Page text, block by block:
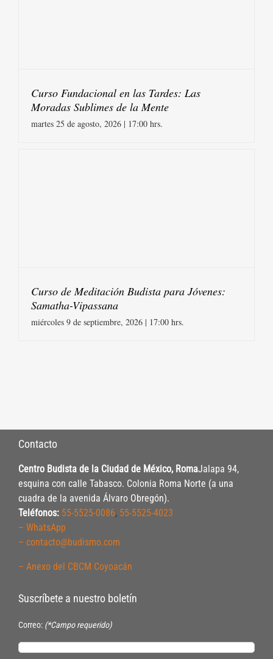
Curso Fundacional en las Tardes: Las
Moradas Sublimes de la Mente
martes 25 de agosto, 2026 | 17:00 hrs.
Curso de Meditación Budista para Jóvenes:
Samatha-Vipassana
miércoles 9 de septiembre, 2026 | 17:00 hrs.
Contacto
Centro Budista de la Ciudad de México, RomaJalapa 94,
esquina con calle Tabasco. Colonia Roma Norte (a una
cuadra de la avenida Álvaro Obregón).
Teléfonos: 55-5525-0086, 55-5525-4023
– WhatsApp
– contacto@budismo.com
– Anexo del CBCM Coyoacán
Suscríbete a nuestro boletín
Correo: (*Campo requerido)